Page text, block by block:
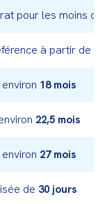
pour les moins
à partir de
18 mois
22,5 mois
27 mois
de 30 jours